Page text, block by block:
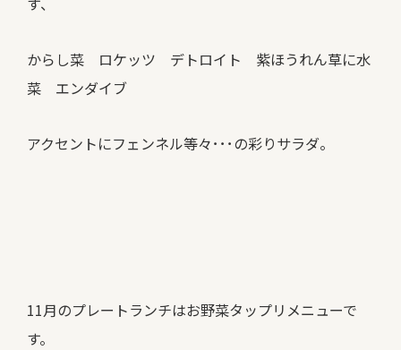
からし菜 ロケッツ デトロイト 紫ほうれん草に水
菜 エンダイブ
アクセントにフェンネル等々･･･の彩りサラダ。
11月のプレートランチはお野菜タップリメニューで
す。